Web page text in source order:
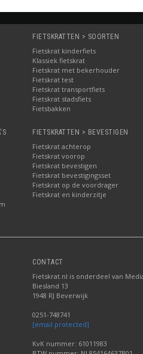
FIETSKRATTEN > SOORTEN
Fietskrat kinderfiets
Klassiek fietskrat
Fietskrat met bekerhouder
Fietskrat test
Fietskrat transportfiets
Fietskrat stadsfiets
Fietsbakken
FIETSKRATTEN > BEVESTIGEN
Fietskrat achterop
Fietskrat voorop
Fietskrat bevestigen
Fietskrat bevestigingsset
Fietskrat op de voordrager
Fietskrat en kinderzitje
CONTACT
Fietskrat.nl is onderdeel van Media
Biesland 13
1948 RJ Beverwijk
0251-748741
[email protected]
KvK nummer: 61011983